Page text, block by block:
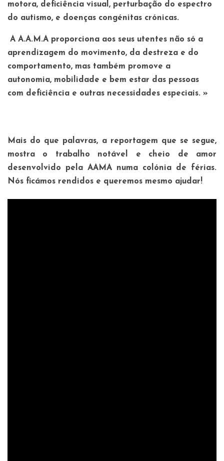
motora, deficiência visual, perturbação do espectro
do autismo, e doenças congénitas crónicas.
A A.A.M.A proporciona aos seus utentes não só a
aprendizagem do movimento, da destreza e do
comportamento, mas também promove a
autonomia, mobilidade e bem estar das pessoas
com deficiência e outras necessidades especiais. »
Mais do que palavras, a reportagem que se segue,
mostra o trabalho notável e cheio de amor
desenvolvido pela AAMA numa colónia de férias.
Nós ficámos rendidos e queremos mesmo ajudar!